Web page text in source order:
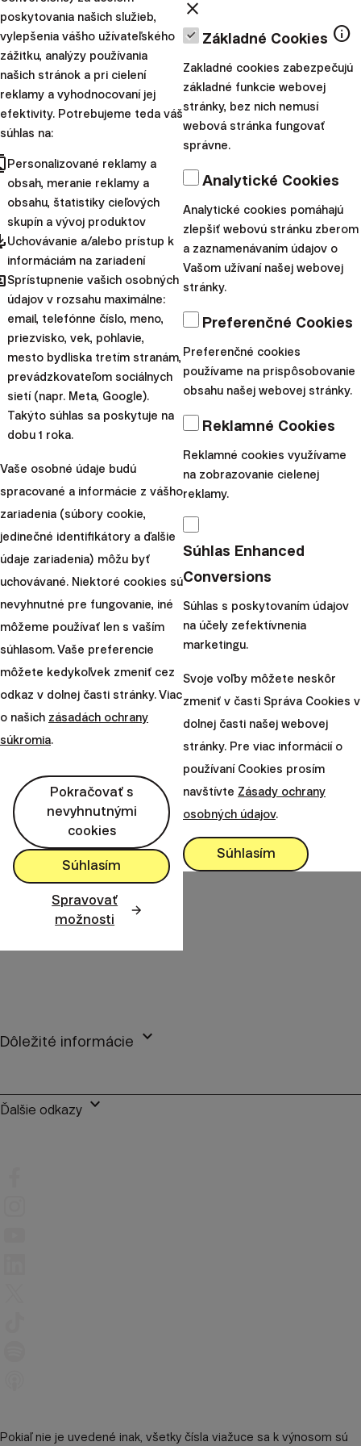
Napísal:
Osobné financie
Ktorým novoročným
predsavzatiam by
ste sa mali radšej
vyhnúť?
Nový rok prináša nové
predsavzatia. Viac pohybu,
nové zručnosti či zdravší
nie je v úmysle, ale v tom, že
ešte pred prvým...
Vanesa
9. januára
Škola investovania
Rozprávky o
financiách pre
najmenších
Nájsť si priestor na
vzdelávanie je možné
takmer kedykoľvek, no
hovoriť o financiách s
najmenšími môže byť
problém. Ako naučiť deti
pracovať s financi...
Vanesa
Ilgová
|11. novembra
poskytovania našich služieb,
vylepšenia vášho užívateľského
zážitku, analýzy používania
našich stránok a pri cielení
reklamy a vyhodnocovaní jej
efektivity. Potrebujeme teda váš
súhlas na:
Personalizované reklamy a
obsah, meranie reklamy a
obsahu, štatistiky cieľových
skupín a vývoj produktov
Uchovávanie a/alebo prístup k
informáciám na zariadení
Sprístupnenie vašich osobných
údajov v rozsahu maximálne:
email, telefónne číslo, meno,
priezvisko, vek, pohlavie,
mesto bydliska tretím stranám,
prevádzkovateľom sociálnych
sietí (napr. Meta, Google).
Takýto súhlas sa poskytuje na
dobu 1 roka.
Vaše osobné údaje budú
spracované a informácie z vášho
zariadenia (súbory cookie,
jedinečné identifikátory a ďalšie
údaje zariadenia) môžu byť
uchovávané. Niektoré cookies sú
nevyhnutné pre fungovanie, iné
môžeme používať len s vaším
súhlasom. Vaše preferencie
môžete kedykoľvek zmeniť cez
odkaz v dolnej časti stránky. Viac
o našich zásadách ochrany
súkromia.
Pokračovať s
nevyhnutnými
cookies
Súhlasím
Spravovať
možnosti
close
Základné Cookies info
Zakladné cookies zabezpečujú
základné funkcie webovej
stránky, bez nich nemusí
webová stránka fungovať
správne.
Analytické Cookies
Analytické cookies pomáhajú
zlepšiť webovú stránku zberom
a zaznamenávaním údajov o
Vašom užívaní našej webovej
stránky.
Preferenčné Cookies
Preferenčné cookies
používame na prispôsobovanie
obsahu našej webovej stránky.
Reklamné Cookies
Reklamné cookies využívame
na zobrazovanie cielenej
reklamy.
Súhlas Enhanced
Conversions
Súhlas s poskytovaním údajov
na účely zefektívnenia
marketingu.
Svoje voľby môžete neskôr
zmeniť v časti Správa Cookies v
dolnej časti našej webovej
stránky. Pre viac informácií o
používaní Cookies prosím
navštívte Zásady ochrany
osobných údajov.
Súhlasím
Finax, o.c.p., a.s.
Bajkalská 19B
821 01 Bratislava
Slovensko
perm_phone_msg +421 2 2100 9985
Dôležité informácie keyboard_arrow_down
Ďalšie odkazy keyboard_arrow_down
Pokiaľ nie je uvedené inak, všetky čísla viažuce sa k výnosom sú